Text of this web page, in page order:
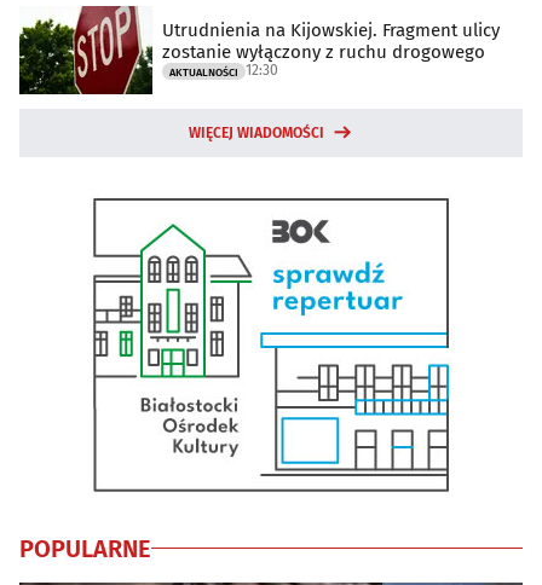
Utrudnienia na Kijowskiej. Fragment ulicy
zostanie wyłączony z ruchu drogowego
AKTUALNOŚCI 12:30
WIĘCEJ WIADOMOŚCI
POPULARNE